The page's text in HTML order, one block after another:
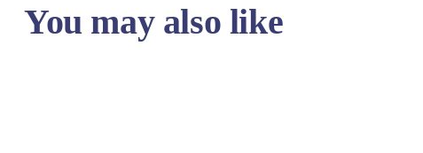
You may also like